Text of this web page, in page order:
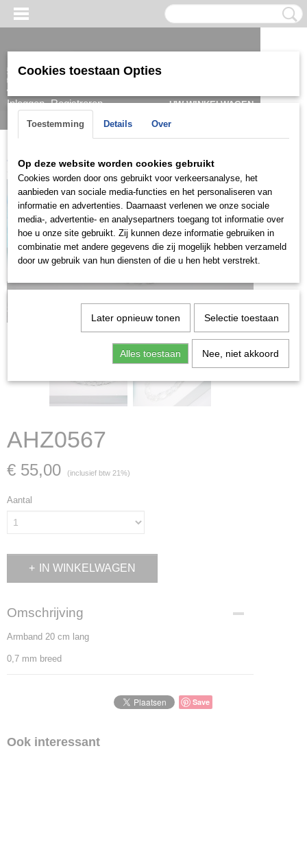
Inloggen Registreren
UW WINKELWAGEN
Home > Armband > Heren Zilver > AHZ0567
zaak is verkocht; in dat geval nemen wij contact met u op.
AHZ0567
€ 55,00 (inclusief btw 21%)
Aantal
IN WINKELWAGEN
Omschrijving
Armband 20 cm lang
0,7 mm breed
Save
Ook interessant
Cookies toestaan Opties
Toestemming Details Over
Op deze website worden cookies gebruikt
Cookies worden door ons gebruikt voor verkeersanalyse, het
aanbieden van sociale media-functies en het personaliseren van
informatie en advertenties. Daarnaast verlenen we onze sociale
media-, advertentie- en analysepartners toegang tot informatie over
hoe u onze site gebruikt. Zij kunnen deze informatie gebruiken in
combinatie met andere gegevens die zij mogelijk hebben verzameld
door uw gebruik van hun diensten of die u hen hebt verstrekt.
Later opnieuw tonen Selectie toestaan
Alles toestaan Nee, niet akkoord